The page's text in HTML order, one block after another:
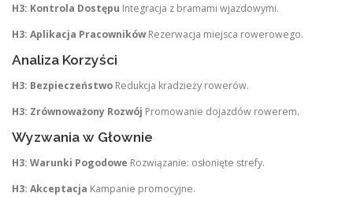
H3: Kontrola Dostępu Integracja z bramami wjazdowymi.
H3: Aplikacja PracownikówRezerwacja miejsca rowerowego.
Analiza Korzyści
H3: Bezpieczeństwo Redukcja kradzieży rowerów.
H3: Zrównoważony Rozwój Promowanie dojazdów rowerem.
Wyzwania w Głownie
H3: Warunki Pogodowe Rozwiązanie: osłonięte strefy.
H3: Akceptacja Kampanie promocyjne.